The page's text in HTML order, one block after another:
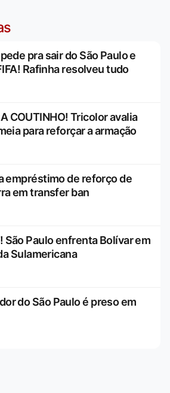
pra sair do São Paulo e
Rafinha resolveu tudo
COUTINHO! Tricolor avalia
para reforçar a armação
empréstimo de reforço de
em transfer ban
São Paulo enfrenta Bolívar em
Sulamericana
do São Paulo é preso em